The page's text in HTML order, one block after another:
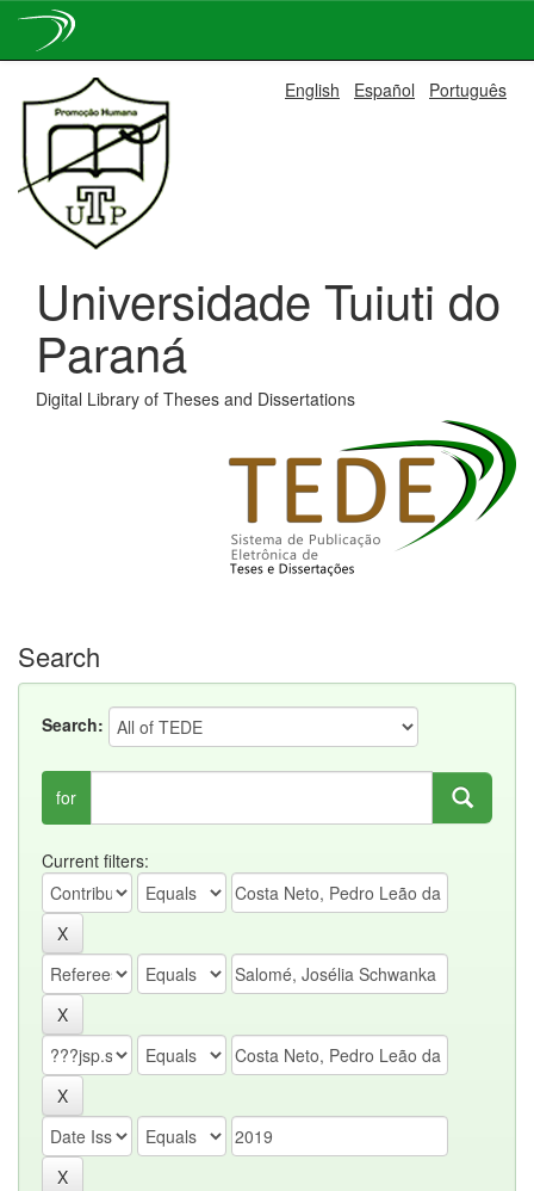
navigation
English Español Português
Universidade Tuiuti do
Paraná
Digital Library of Theses and Dissertations
Search
Search:
for
Current filters: